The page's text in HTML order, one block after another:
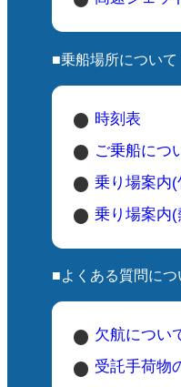
■乗船場所について
時刻表
ご乗船につ
乗り場案内
乗り場案内(
■よくある質問につ
欠航につい
受託手荷物